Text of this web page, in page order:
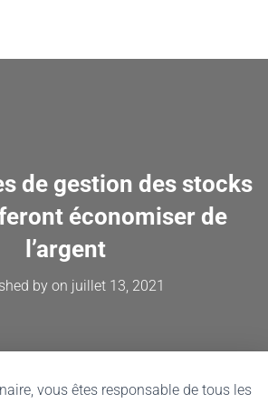
de gestion des stocks
économiser de
l’argent
by on juillet 13, 2021
vous êtes responsable de tous les